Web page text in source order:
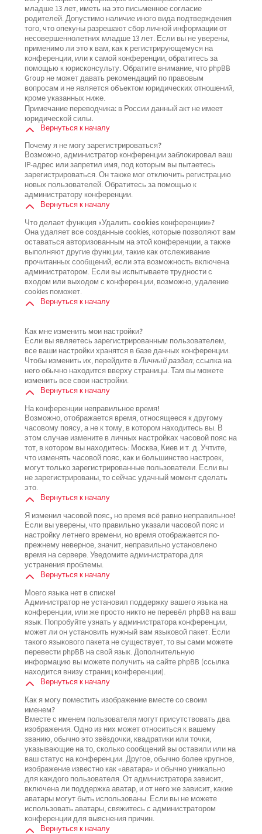
младше 13 лет, иметь на это письменное согласие
родителей. Допустимо наличие иного вида подтверждения
того, что опекуны разрешают сбор личной информации от
несовершеннолетних младше 13 лет. Если вы не уверены,
применимо ли это к вам, как к регистрирующемуся на
конференции, или к самой конференции, обратитесь за
помощью к юрисконсульту. Обратите внимание, что phpBB
Group не может давать рекомендаций по правовым
вопросам и не является объектом юридических отношений,
кроме указанных ниже.
Примечание переводчика: в России данный акт не имеет
юридической силы.
Вернуться к началу
Почему я не могу зарегистрироваться?
Возможно, администратор конференции заблокировал ваш
IP-адрес или запретил имя, под которым вы пытаетесь
зарегистрироваться. Он также мог отключить регистрацию
новых пользователей. Обратитесь за помощью к
администратору конференции.
Вернуться к началу
Что делает функция «Удалить cookies конференции»?
Она удаляет все созданные cookies, которые позволяют вам
оставаться авторизованным на этой конференции, а также
выполняют другие функции, такие как отслеживание
прочитанных сообщений, если эта возможность включена
администратором. Если вы испытываете трудности с
входом или выходом с конференции, возможно, удаление
cookies поможет.
Вернуться к началу
Как мне изменить мои настройки?
Если вы являетесь зарегистрированным пользователем,
все ваши настройки хранятся в базе данных конференции.
Чтобы изменить их, перейдите вЛичный раздел; ссылка на
него обычно находится вверху страницы. Там вы можете
изменить все свои настройки.
Вернуться к началу
На конференции неправильное время!
Возможно, отображается время, относящееся к другому
часовому поясу, а не к тому, в котором находитесь вы. В
этом случае измените в личных настройках часовой пояс на
тот, в котором вы находитесь: Москва, Киев и т. д. Учтите,
что изменять часовой пояс, как и большинство настроек,
могут только зарегистрированные пользователи. Если вы
не зарегистрированы, то сейчас удачный момент сделать
это.
Вернуться к началу
Я изменил часовой пояс, но время всё равно неправильное!
Если вы уверены, что правильно указали часовой пояс и
настройку летнего времени, но время отображается по-
прежнему неверное, значит, неправильно установлено
время на сервере. Уведомите администратора для
устранения проблемы.
Вернуться к началу
Моего языка нет в списке!
Администратор не установил поддержку вашего языка на
конференции, или же просто никто не перевёл phpBB на ваш
язык. Попробуйте узнать у администратора конференции,
может ли он установить нужный вам языковой пакет. Если
такого языкового пакета не существует, то вы сами можете
перевести phpBB на свой язык. Дополнительную
информацию вы можете получить на сайте phpBB (ссылка
находится внизу страниц конференции).
Вернуться к началу
Как я могу поместить изображение вместе со своим
именем?
Вместе с именем пользователя могут присутствовать два
изображения. Одно из них может относиться к вашему
званию, обычно это звёздочки, квадратики или точки,
указывающие на то, сколько сообщений вы оставили или на
ваш статус на конференции. Другое, обычно более крупное,
изображение известно как «аватара» и обычно уникально
для каждого пользователя. От администратора зависит,
включена ли поддержка аватар, и от него же зависит, какие
аватары могут быть использованы. Если вы не можете
использовать аватары, свяжитесь с администратором
конференции для выяснения причин.
Вернуться к началу